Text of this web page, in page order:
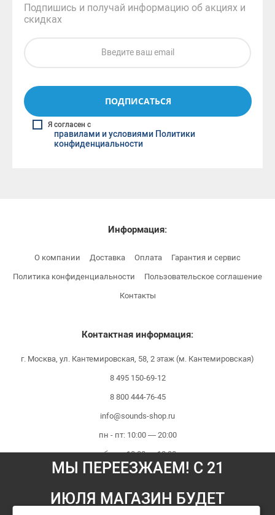
Подпишись и получай информацию об акциях и
скидках
ПОДПИСАТЬСЯ
Я согласен с
правилами и условиями Политики
конфиденциальности
МЫ ПЕРЕЕЗЖАЕМ! С 21
ИЮЛЯ МАГАЗИН БУДЕТ
Информация:
О компании Доставка Оплата Гарантия и сервис
Политика конфиденциальности Пользовательское соглашение
Контакты
Контактная информация:
г. Москва, ул. Кантемировская, 58, 2 этаж (м. Кантемировская)
8 495 150-69-12
8 800 444-76-45
info@sounds-shop.ru
пн - пт: 10:00 — 20:00
сб - вс: 10:00 — 18:00
Мы принимаем платежи: